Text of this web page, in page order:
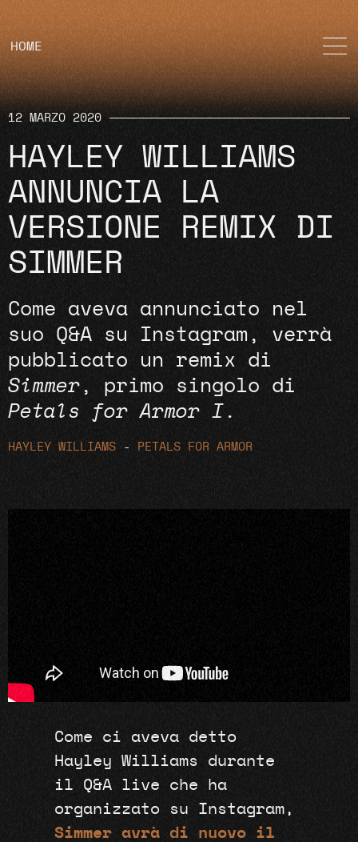
HOME
12 MARZO 2020
HAYLEY WILLIAMS
ANNUNCIA LA
VERSIONE REMIX DI
SIMMER
Come aveva annunciato nel
suo Q&A su Instagram, verrà
pubblicato un remix di
Simmer , primo singolo di
Petals for Armor I .
HAYLEY WILLIAMS - PETALS FOR ARMOR
Come ci aveva detto
Hayley Williams durante
il Q&A live che ha
organizzato su Instagram,
Simmer avrà di nuovo il